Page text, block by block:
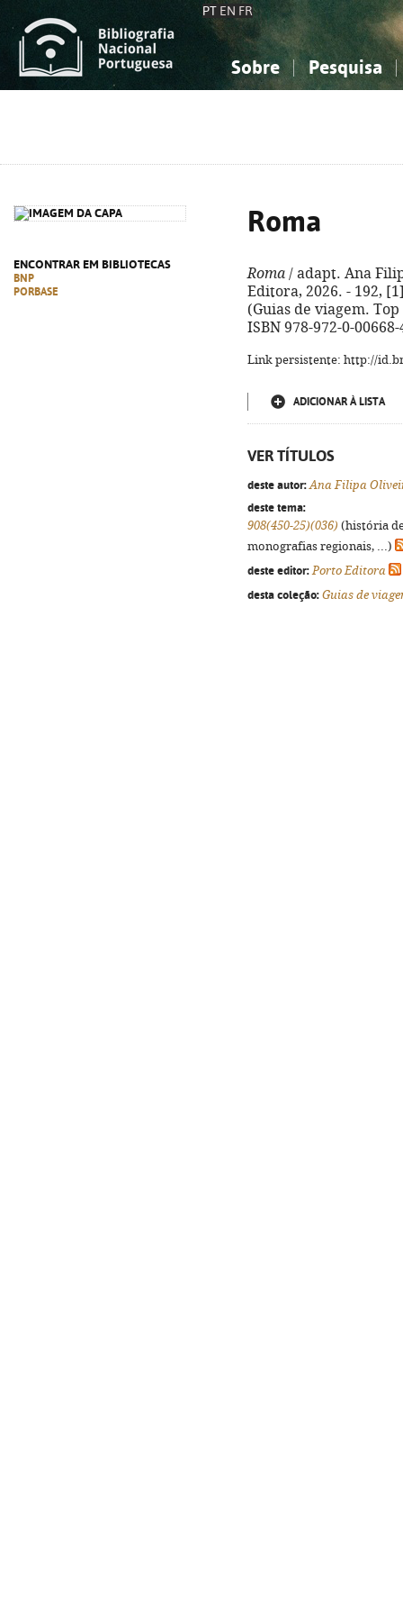
PT EN FR
Sobre Pesquisa
ENCONTRAR EM BIBLIOTECAS
BNP
PORBASE
Roma
Roma / adapt. Ana
Editora, 2026. - 192,
(Guias de viagem.
ISBN 978-972-0-00668-
Link persistente: http://
ADICIONAR À LISTA
VER TÍTULOS
deste autor: Ana Filipa
deste tema:
908(450-25)(036) (história
monografias regionais, ...)
deste editor: Porto Editora
desta coleção: Guias de